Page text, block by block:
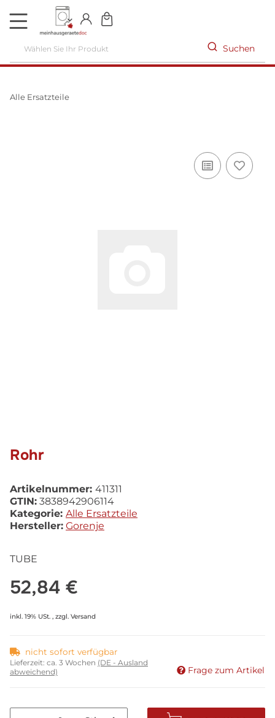
DE
Suchen
Alle Ersatzteile
Rohr
Artikelnummer: 411311
GTIN: 3838942906114
Kategorie: Alle Ersatzteile
Hersteller: Gorenje
TUBE
52,84 €
inkl. 19% USt. , zzgl. Versand
nicht sofort verfügbar
Lieferzeit: ca. 3 Wochen (DE - Ausland
abweichend)
Frage zum Artikel